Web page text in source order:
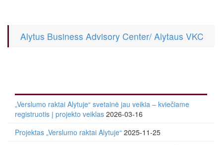
Alytus Business Advisory Center/ Alytaus VKC
„Verslumo raktai Alytuje“ svetainė jau veikia – kviečiame
registruotis į projekto veiklas 2026-03-16
Projektas „Verslumo raktai Alytuje“ 2025-11-25